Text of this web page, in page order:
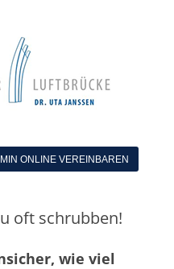
ONLINE VEREINBAREN
oft schrubben!
wie viel